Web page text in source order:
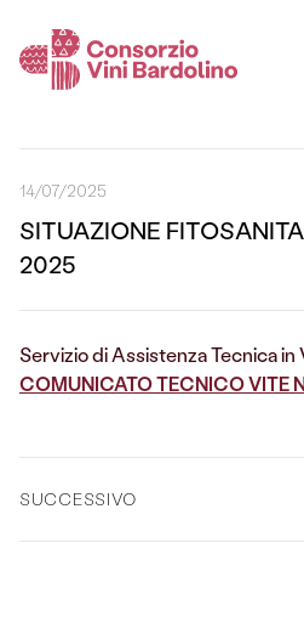
14/07/2025
SITUAZIONE
2025
Servizio di Assistenza Tecnica
COMUNICATO TECNICO VITE
SUCCESSIVO